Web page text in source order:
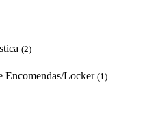
(2)
Encomendas/Locker (1)